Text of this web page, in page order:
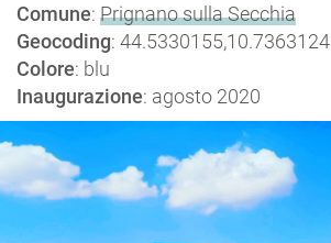
Comune: Prignano sulla Secchia
Geocoding: 44.5330155,10.7363124
Colore: blu
Inaugurazione: agosto 2020